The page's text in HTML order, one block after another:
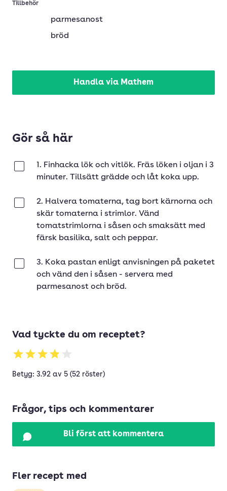
Tillbehör
parmesanost
bröd
Handla via Mathem
Gör så här
1. Finhacka lök och vitlök. Fräs löken i oljan i 3
minuter. Tillsätt grädde och låt koka upp.
2. Halvera tomaterna, tag bort kärnorna och
skär tomaterna i strimlor. Vänd
tomatstrimlorna i såsen och smaksätt med
färsk basilika, salt och peppar.
3. Koka pastan enligt anvisningen på paketet
och vänd den i såsen - servera med
parmesanost och bröd.
Vad tyckte du om receptet?
Betyg: 3.92 av 5 (52 röster)
Frågor, tips och kommentarer
Bli först att kommentera
Fler recept med